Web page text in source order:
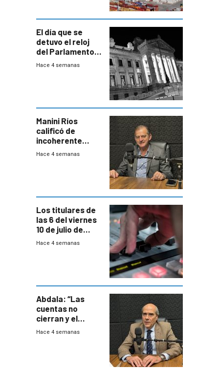
El día que se
detuvo el reloj
del Parlamento
para negociar
Hace 4 semanas
Manini Ríos
calificó de
incoherente
decisión de
Hace 4 semanas
Los titulares de
las 6 del viernes
10 de julio de
2026
Hace 4 semanas
Abdala: “Las
cuentas no
cierran y el
balance del
Hace 4 semanas